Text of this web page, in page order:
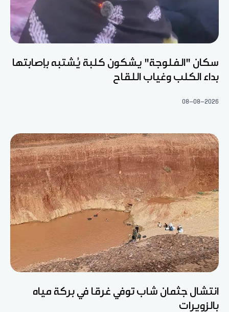
سكان "الفلوجة" يشكون كلبة يُشتبه بإصابتها
بداء الكلب وغياب اللقاح
08-08-2026
انتشال جثمان شاب توفي غرقا في بركة مياه
بالزويرات